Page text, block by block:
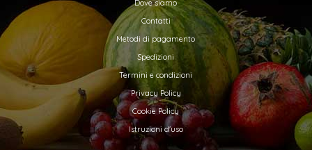
Dove siamo
Contatti
Metodi di pagamento
Spedizioni
Termini e condizioni
Privacy Policy
Cookie Policy
Istruzioni d'uso